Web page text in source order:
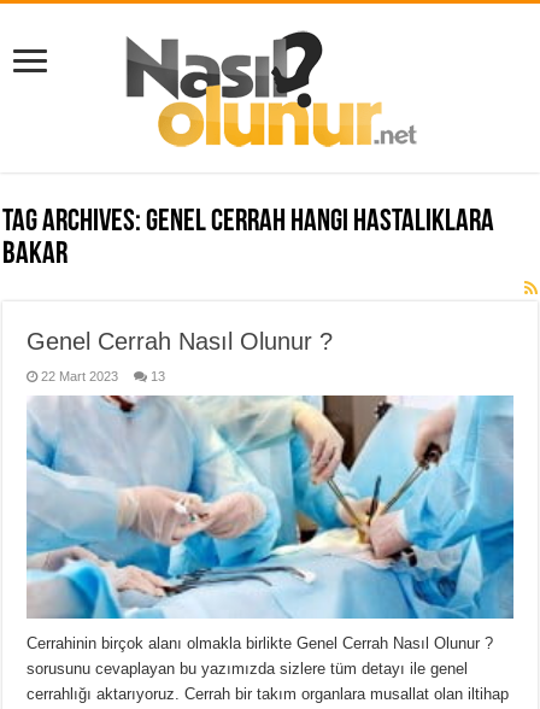
Tag Archives:genel cerrah hangi hastalıklara
bakar
Genel Cerrah Nasıl Olunur ?
22 Mart 2023 13
Cerrahinin birçok alanı olmakla birlikte Genel Cerrah Nasıl Olunur ?
sorusunu cevaplayan bu yazımızda sizlere tüm detayı ile genel
cerrahlığı aktarıyoruz. Cerrah bir takım organlara musallat olan iltihap